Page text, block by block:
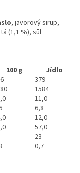
, javorový sirup,
(1,1 %), sůl
100 g
Jídlo
379
1584
11,0
6,8
12,0
57,0
23
0,7